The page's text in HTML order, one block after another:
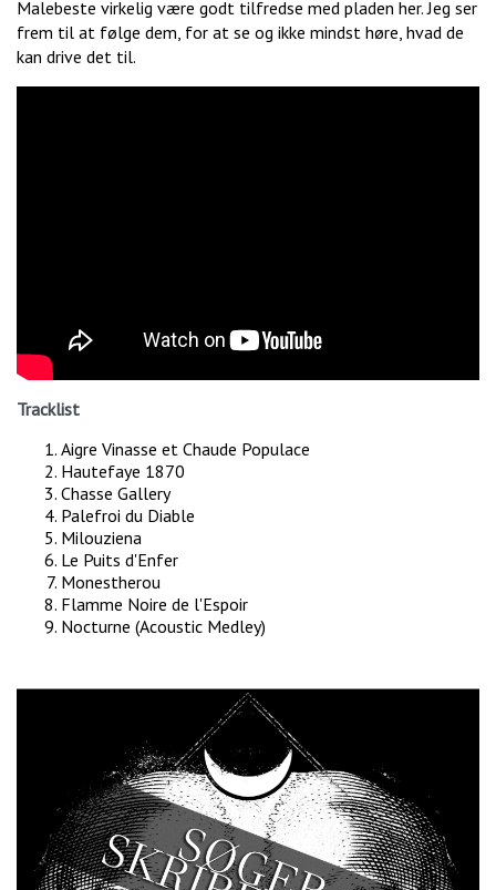
Malebeste virkelig være godt tilfredse med pladen her. Jeg ser
frem til at følge dem, for at se og ikke mindst høre, hvad de
kan drive det til.
Tracklist
Aigre Vinasse et Chaude Populace
Hautefaye 1870
Chasse Gallery
Palefroi du Diable
Milouziena
Le Puits d'Enfer
Monestherou
Flamme Noire de l'Espoir
Nocturne (Acoustic Medley)